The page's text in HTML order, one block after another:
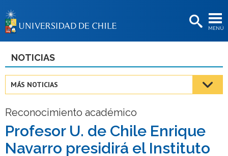
MENÚ
BIBLIOTECAS
Estudiantes
Académicas/os
Funcionarias/os
NOTICIAS
MÁS NOTICIAS
Reconocimiento académico
Profesor U. de Chile Enrique
Navarro presidirá el Instituto